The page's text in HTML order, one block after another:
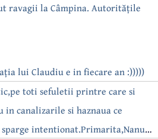
ravagii la Câmpina. Autoritățile
lui Claudiu e in fiecare an :)))))
toti sefuletii printre care si
in canalizarile si haznaua ce
intentionat.Primarita,Nanu